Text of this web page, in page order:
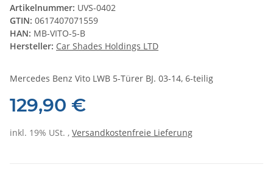
Artikelnummer: UVS-0402
GTIN: 0617407071559
HAN: MB-VITO-5-B
Hersteller: Car Shades Holdings LTD
Mercedes Benz Vito LWB 5-Türer BJ. 03-14, 6-teilig
129,90 €
inkl. 19% USt. , Versandkostenfreie Lieferung